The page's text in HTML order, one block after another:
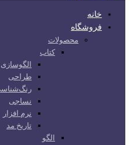
خانه
فروشگاه
محصولات
کتاب
الگوسازی
طراحی
نساجی
نرم افزار
تاریخ مد
الگو